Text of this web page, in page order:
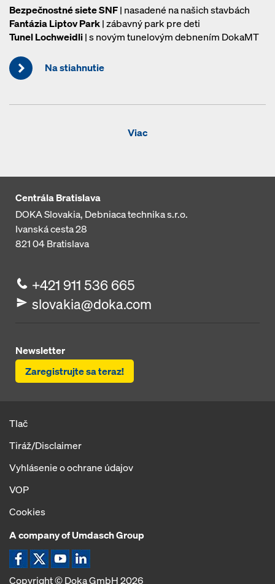
Bezpečnostné siete SNF| nasadené na našich stavbách
Fantázia Liptov Park| zábavný park pre deti
Tunel Lochweidli| s novým tunelovým debnením DokaMT
Na stiahnutie
Viac
Centrála Bratislava
DOKA Slovakia, Debniaca technika s.r.o.
Ivanská cesta 28
821 04Bratislava
+421 911 536 665
slovakia@doka.com
Newsletter
Zaregistrujte sa teraz!
Tlač
Tiráž/Disclaimer
Vyhlásenie o ochrane údajov
VOP
Cookies
A company of Umdasch Group
Ikona Facebook
Ikona XIkona YouTube
Ikona LinkedIn
Copyright © Doka GmbH 2026